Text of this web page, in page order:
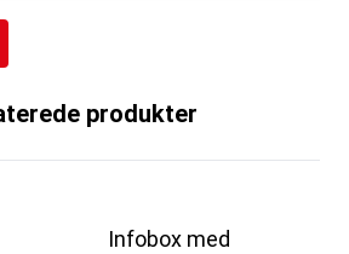
produkter
Infobox med